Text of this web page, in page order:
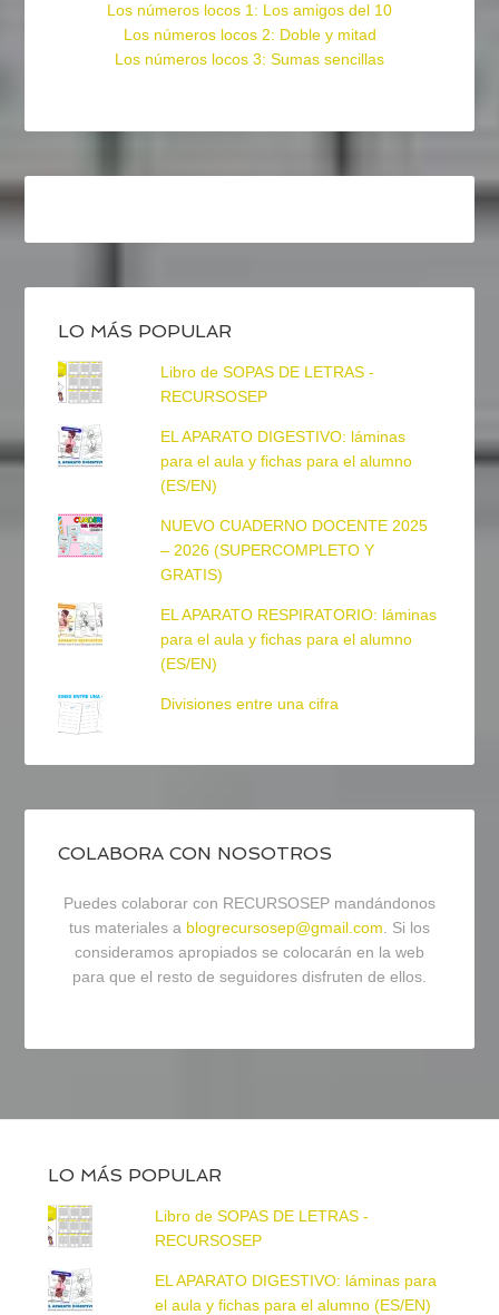
Los números locos 1: Los amigos del 10
Los números locos 2: Doble y mitad
Los números locos 3: Sumas sencillas
LO MÁS POPULAR
Libro de SOPAS DE LETRAS -
RECURSOSEP
EL APARATO DIGESTIVO: láminas
para el aula y fichas para el alumno
(ES/EN)
NUEVO CUADERNO DOCENTE 2025
– 2026 (SUPERCOMPLETO Y
GRATIS)
EL APARATO RESPIRATORIO: láminas
para el aula y fichas para el alumno
(ES/EN)
Divisiones entre una cifra
COLABORA CON NOSOTROS
Puedes colaborar con RECURSOSEP mandándonos
tus materiales a blogrecursosep@gmail.com. Si los
consideramos apropiados se colocarán en la web
para que el resto de seguidores disfruten de ellos.
LO MÁS POPULAR
Libro de SOPAS DE LETRAS -
RECURSOSEP
EL APARATO DIGESTIVO: láminas para
el aula y fichas para el alumno (ES/EN)